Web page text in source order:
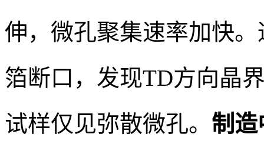
伸，微孔聚集速率加快
箔断口，发现TD方向晶
试样仅见弥散微孔。 制造